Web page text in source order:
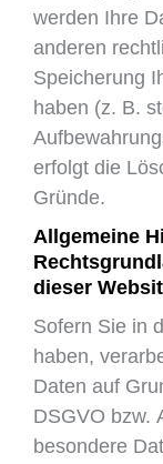
werden Ihre
anderen
Speicherung
haben (z. B.
erfolgt die
Gründe.
Allgemeine
dieser
Sofern Sie in
haben,
Daten auf
DSGVO bzw.
besondere